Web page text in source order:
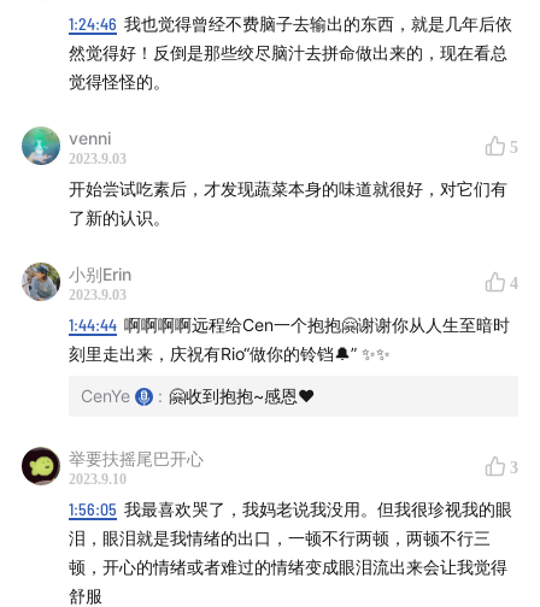
Rio 2023.09.01
播客提及：
片尾音乐推荐：Thank You: You Are My Perfect
片尾音乐合集：
封面故事：上海东林寺
一些旅行记录：
炑行 I 8月的旅行碎片
炑行 I 上海 · 雨天的静安寺
炑行 I 上海 · 东林寺
上海的街头 by Cen
1:24:46 我也觉得曾经不费脑子去输出的东西，就是几年后依
然觉得好！反倒是那些绞尽脑汁去拼命做出来的，现在看总
觉得怪怪的。
venni
2023.9.03
5
开始尝试吃素后，才发现蔬菜本身的味道就很好，对它们有
了新的认识。
小别Erin
2023.9.03
4
1:44:44 啊啊啊啊远程给Cen一个抱抱🤗谢谢你从人生至暗时
刻里走出来，庆祝有Rio“做你的铃铛🔔” ✨✨
CenYe : 🤗收到抱抱~感恩❤️
举要扶摇尾巴开心
2023.9.10
3
1:56:05 我最喜欢哭了，我妈老说我没用。但我很珍视我的眼
泪，眼泪就是我情绪的出口，一顿不行两顿，两顿不行三
顿，开心的情绪或者难过的情绪变成眼泪流出来会让我觉得
舒服